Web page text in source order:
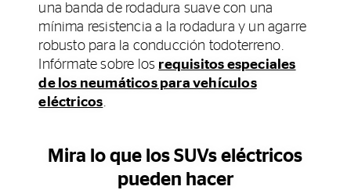
una banda de rodadura suave con una
mínima resistencia a la rodadura y un agarre
robusto para la conducción todoterreno.
Infórmate sobre los requisitos especiales
de los neumáticos para vehículos
eléctricos.
Mira lo que los SUVs eléctricos
pueden hacer